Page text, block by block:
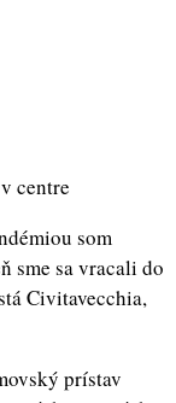
centre
som
sme sa vracali do
Civitavecchia,
prístav